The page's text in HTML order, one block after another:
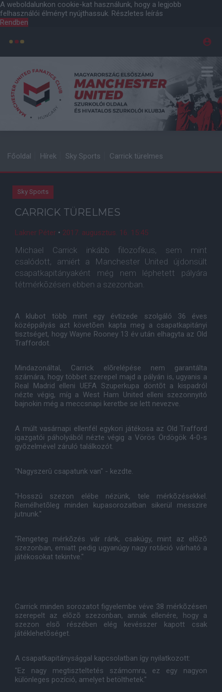
A weboldalunkon cookie-kat használunk, hogy a legjobb
felhasználói élményt nyújthassuk. Részletes leírás
Rendben
Főoldal Hírek Sky Sports Carrick türelmes
Sky Sports
CARRICK TÜRELMES
Lakner Péter • 2017. augusztus. 16. 15:45
Michael Carrick inkább filozofikus, sem mint
csalódott, amiért a Manchester United újdonsült
csapatkapitányaként még nem léphetett pályára
tétmérkõzésen ebben a szezonban.
A klubot több mint egy évtizede szolgáló 36 éves
középpályás azt követõen kapta meg a csapatkapitányi
tisztséget, hogy Wayne Rooney 13 év után elhagyta az Old
Traffordot.
Mindazonáltal, Carrick elõrelépése nem garantálta
számára, hogy többet szerepel majd a pályán is, ugyanis a
Real Madrid elleni UEFA Szuperkupa döntõt a kispadról
nézte végig, míg a West Ham United elleni szezonnyitó
bajnokin még a meccsnapi keretbe se lett nevezve.
A múlt vasárnapi ellenfél egykori játékosa az Old Trafford
igazgatói páholyából nézte végig a Vörös Ördögök 4-0-s
gyõzelmével záruló találkozót.
"Nagyszerû csapatunk van" - kezdte.
"Hosszú szezon elébe nézünk, tele mérkõzésekkel.
Remélhetõleg minden kupasorozatban sikerül messzire
jutnunk."
"Rengeteg mérkõzés vár ránk, csakúgy, mint az elõzõ
szezonban, emiatt pedig ugyanúgy nagy rotáció várható a
játékosokat tekintve."
Carrick minden sorozatot figyelembe véve 38 mérkõzésen
szerepelt az elõzõ szezonban, annak ellenére, hogy a
szezon elsõ részében elég kevésszer kapott csak
játéklehetõséget.
A csapatkapitánysággal kapcsolatban így nyilatkozott:
"Ez nagy megtiszteltetés számomra, ez egy nagyon
különleges pozíció, amelyet betölthetek."